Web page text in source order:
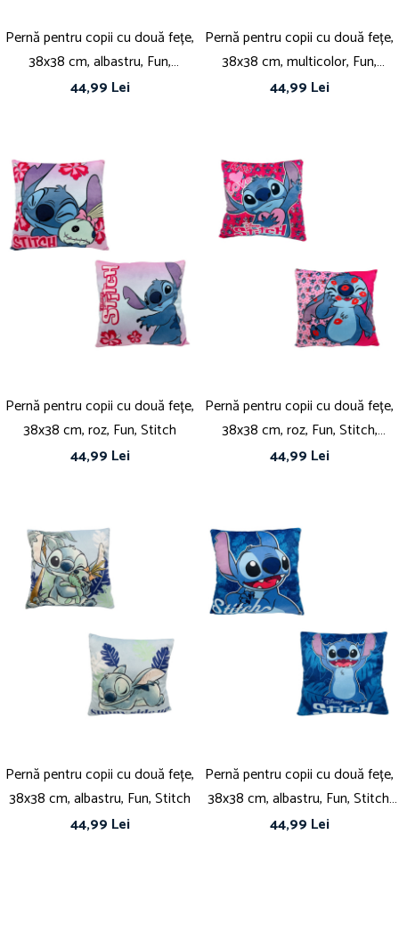
Pernă pentru copii cu două fețe,
38x38 cm, albastru, Fun,
Minecraft
44,99 Lei
Pernă pentru copii cu două fețe,
38x38 cm, multicolor, Fun,
Kuromi
44,99 Lei
Pernă pentru copii cu două fețe,
38x38 cm, roz, Fun, Stitch
44,99 Lei
Pernă pentru copii cu două fețe,
38x38 cm, roz, Fun, Stitch,
Disney
44,99 Lei
Pernă pentru copii cu două fețe,
38x38 cm, albastru, Fun, Stitch
44,99 Lei
Pernă pentru copii cu două fețe,
38x38 cm, albastru, Fun, Stitch,
Disney
44,99 Lei